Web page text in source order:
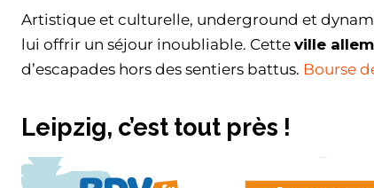
Artistique et culturelle, underground et
lui offrir un séjour inoubliable. Cette ville
d’escapades hors des sentiers battus. Bourse
Leipzig, c’est tout près !